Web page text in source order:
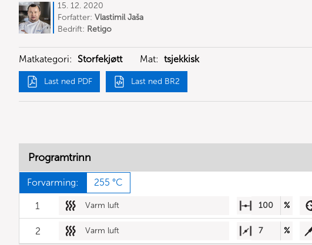
15. 12. 2020
Forfatter: Vlastimil Jaša
Bedrift: Retigo
Matkategori: Storfekjøtt Mat: tsjekkisk
Last ned PDF Last ned BR2
Programtrinn
Forvarming: 255 °C
1 Varm luft 100 %
2 Varm luft 7 %